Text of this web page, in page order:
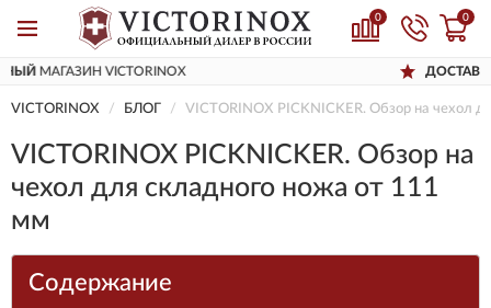
0 0
ДОСТАВИМ
VICTORINOX БЛОГ VICTORINOX PICKNICKER. Обзор на чехол
VICTORINOX PICKNICKER. Обзор на
чехол для складного ножа от 111
мм
Содержание